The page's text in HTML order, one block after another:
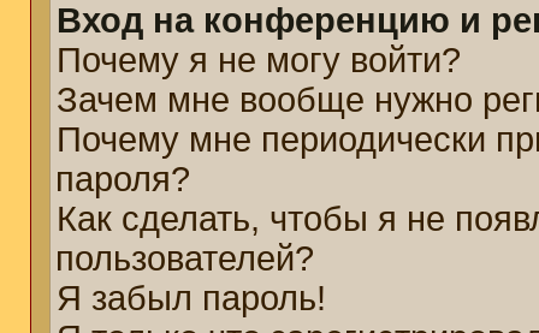
Вход на конференцию и
Почему я не могу войти?
Зачем мне вообще нужно
Почему мне периодически
пароля?
Как сделать, чтобы я не
пользователей?
Я забыл пароль!